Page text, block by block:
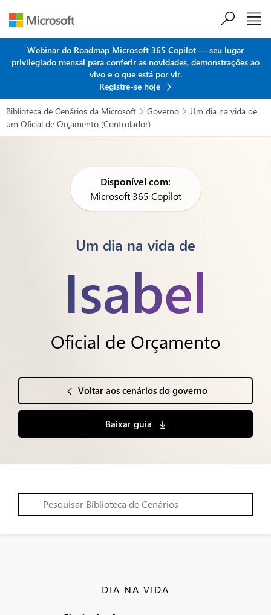
Webinar do Roadmap Microsoft 365 Copilot — seu lugar
privilegiado mensal para conferir as novidades, demonstrações ao
vivo e o que está por vir.
Registre-se hoje
Biblioteca de Cenários da Microsoft  Governo 
Um dia na vida de
um Oficial de Orçamento (Controlador)
Disponível com:
Microsoft 365 Copilot
Um dia na vida de
Isabel
Oficial de Orçamento
Voltar aos cenários do governo
Baixar guia
DIA NA VIDA